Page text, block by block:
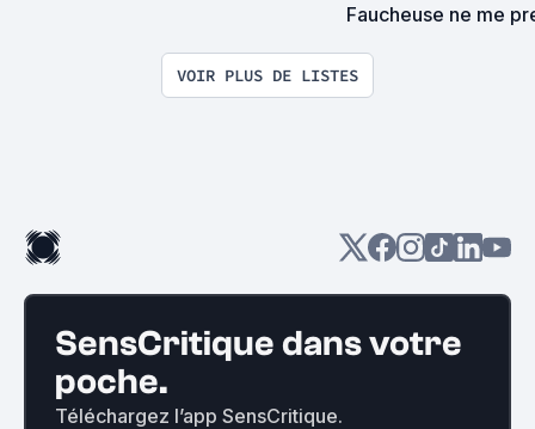
Faucheuse ne me
VOIR PLUS DE LISTES
SensCritique dans votre
poche.
Téléchargez l’app SensCritique.